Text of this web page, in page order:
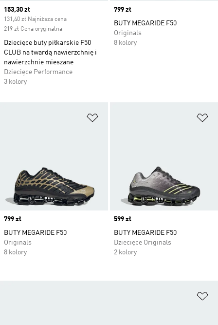
Current price
153,30 zł
131,40 zł Najniższa cena
219 zł Cena oryginalna
Dziecięce buty piłkarskie F50
CLUB na twardą nawierzchnię i
nawierzchnie mieszane
Dziecięce Performance
3 kolory
Price
799 zł
BUTY MEGARIDE F50
Originals
8 kolory
Price
799 zł
BUTY MEGARIDE F50
Originals
8 kolory
Price
599 zł
BUTY MEGARIDE F50
Dziecięce Originals
2 kolory